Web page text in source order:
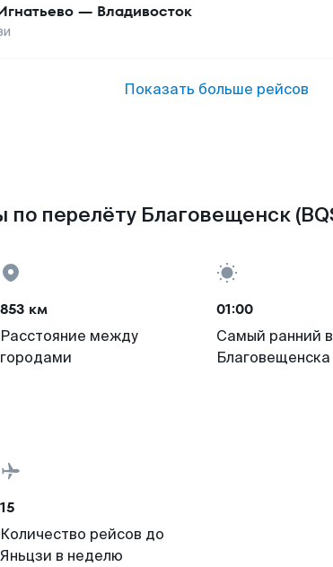
— Владивосток
Показать больше рейсов
по перелёту Благовещенск
853 км
Расстояние между
городами
01:00
Самый ранний
Благовещенска
15
Количество рейсов до
Яньцзи в неделю